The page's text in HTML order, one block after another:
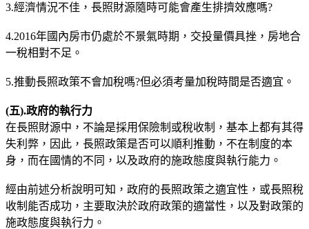
3.經濟情況不佳，長照財源隨時可能會產生排擠效應嗎?
4.2016年國內房市仍處於不景氣時期，交投量價具挫，房地合
一稅相對不足。
5.推動長照政策不會加稅嗎?但必須考量加稅時間是否適宜。
(五).政府的執行力
在長照財源中，不論是採用保險制或稅收制，基本上都有其得
失利弊，因此，長照政策是否可以順利推動，不在制度的本
身，而在國情的不同，以及政府的施政態度與執行能力。
經由前述分析說明可知，政府的長照政策之適宜性，或長照稅
收制能否成功，主要取決於政府政策的適當性，以及對政策的
施政態度與執行力。